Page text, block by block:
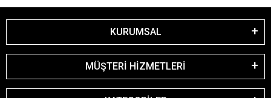
KURUMSAL
MÜŞTERİ HİZMETLERİ